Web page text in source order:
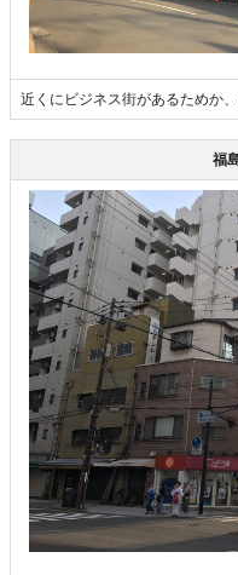
近くにビジネス街があるためか
福